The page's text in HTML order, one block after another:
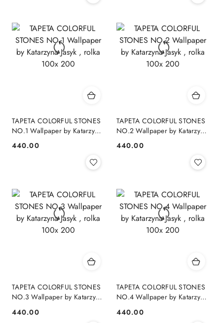
TAPETA COLORFUL STONES
NO.1 Wallpaper by Katarzyna
Cena:
440.00
TAPETA COLORFUL STONES
NO.2 Wallpaper by Katarzyna
Cena:
440.00
TAPETA COLORFUL STONES
NO.3 Wallpaper by Katarzyna
Cena:
440.00
TAPETA COLORFUL STONES
NO.4 Wallpaper by Katarzyna
Cena:
440.00